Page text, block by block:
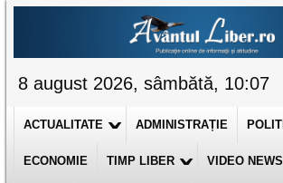
8 august 2026, sâmbătă, 10:07
ACTUALITATE ADMINISTRAȚIE
ECONOMIE TIMP LIBER VIDEO NEWS